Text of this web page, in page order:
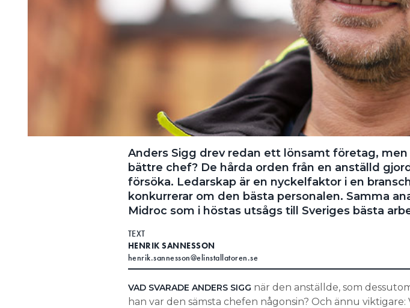
Anders Sigg drev redan ett lönsamt företag, men
bättre chef? De hårda orden från en anställd
försöka. Ledarskap är en nyckelfaktor i en
konkurrerar om den bästa personalen. Samma
Midroc som i höstas utsågs till Sveriges bästa
TEXT
HENRIK SANNESSON
henrik.sannesson@elinstallatoren.se
VAD SVARADE ANDERS SIGG när den anställde, som
han var den sämsta chefen någonsin? Och ännu viktigare: